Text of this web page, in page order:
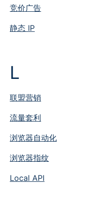
竞价广告
静态 IP
L
联盟营销
流量套利
浏览器自动化
浏览器指纹
Local API